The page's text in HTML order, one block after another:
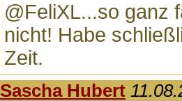
@FeliXL...so ganz
nicht! Habe
Zeit.
Sascha Hubert